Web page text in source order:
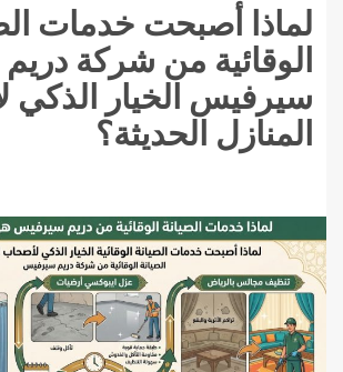
لماذا أصبحت خدمات
الوقائية من شركة دريم
سيرفيس الخيار الذكي
المنازل الحديثة؟